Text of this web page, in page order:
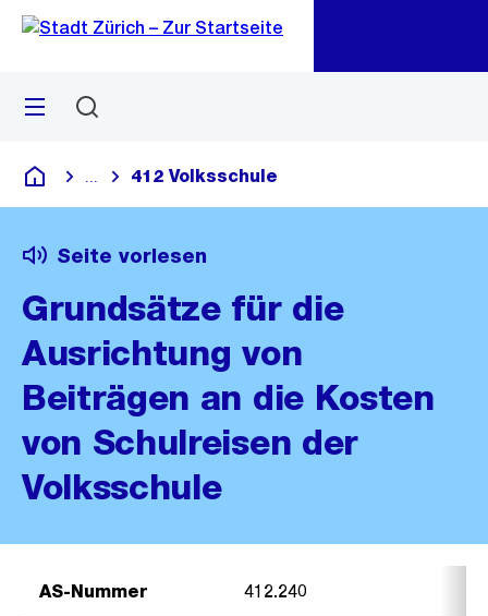
Navigation
Sprunglink
Menü
Deutsch
Blende alle Breadcrumbs ein
412 Volksschule
Seite vorlesen
Grundsätze für die
Ausrichtung von
Beiträgen an die Kosten
von Schulreisen der
Volksschule
AS-Nummer 412.240